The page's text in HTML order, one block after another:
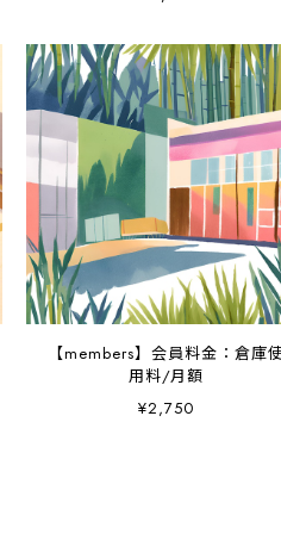
【members】会員料金：倉庫
用料/月額
¥2,750